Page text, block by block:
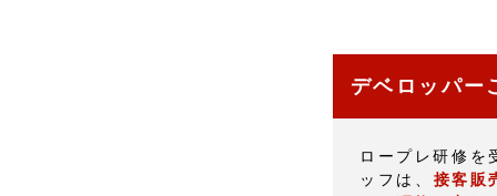
デベロッパー
ロープレ研修を
ッフは、 接客販